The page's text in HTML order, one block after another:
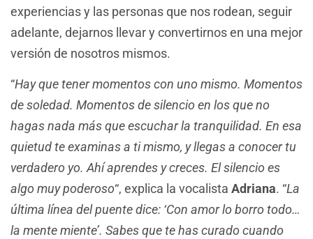
experiencias y las personas que nos rodean, seguir
adelante, dejarnos llevar y convertirnos en una mejor
versión de nosotros mismos.
“Hay que tener momentos con uno mismo. Momentos
de soledad. Momentos de silencio en los que no
hagas nada más que escuchar la tranquilidad. En esa
quietud te examinas a ti mismo, y llegas a conocer tu
verdadero yo. Ahí aprendes y creces. El silencio es
algo muy poderoso“, explica la vocalista Adriana. “La
última línea del puente dice: ‘Con amor lo borro todo…
la mente miente’. Sabes que te has curado cuando